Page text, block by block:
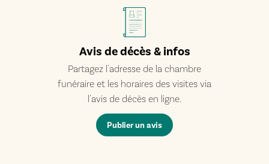
Avis de décès & infos
Partagez l'adresse de la chambre
funéraire et les horaires des visites via
l'avis de décès en ligne.
Publier un avis